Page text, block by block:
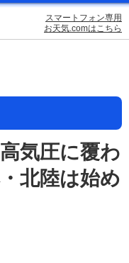
スマートフォン専用
お天気.comはこちら
気圧に覆わ
北陸は始め